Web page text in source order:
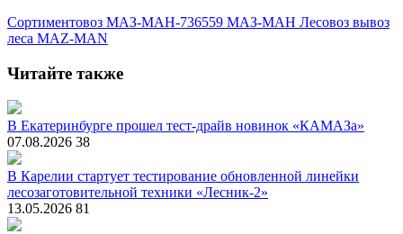
Сортиментовоз МАЗ-МАН-736559 МАЗ-МАН Лесовоз вывоз
леса MAZ-MAN
Читайте также
В Екатеринбурге прошел тест-драйв новинок «КАМАЗа»
07.08.2026 38
В Карелии стартует тестирование обновленной линейки
лесозаготовительной техники «Лесник-2»
13.05.2026 81